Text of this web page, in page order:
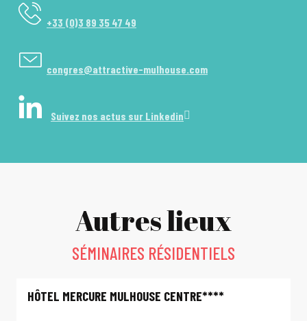
+33 (0)3 89 35 47 49
congres@attractive-mulhouse.com
Suivez nos actus sur Linkedin
Autres lieux
SÉMINAIRES RÉSIDENTIELS
HÔTEL MERCURE MULHOUSE CENTRE****